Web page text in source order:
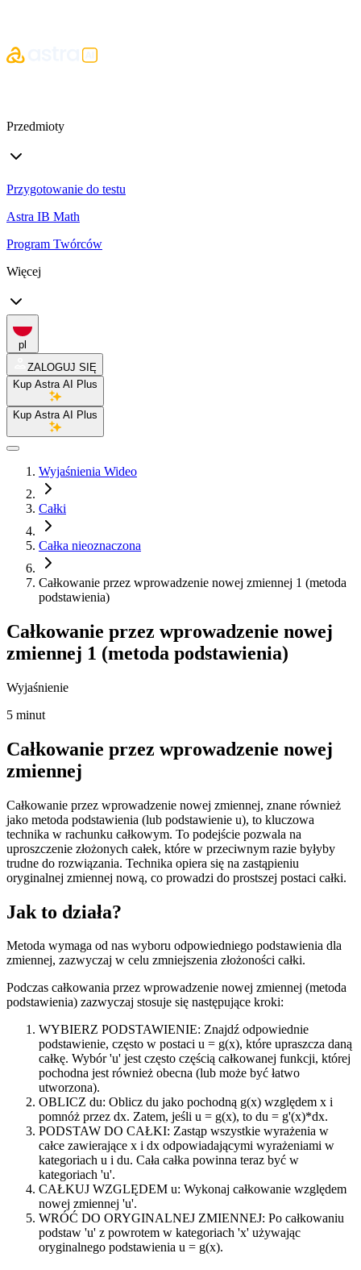
Przedmioty
Przygotowanie do testu
Astra IB Math
Program Twórców
Więcej
pl
ZALOGUJ SIĘ
Kup Astra AI Plus
Kup Astra AI Plus
Wyjaśnienia Wideo
Całki
Całka nieoznaczona
Całkowanie przez wprowadzenie nowej zmiennej 1 (metoda
podstawienia)
Całkowanie przez wprowadzenie nowej
zmiennej 1 (metoda podstawienia)
Wyjaśnienie
5 minut
Całkowanie przez wprowadzenie nowej
zmiennej
Całkowanie przez wprowadzenie nowej zmiennej, znane również
jako metoda podstawienia (lub podstawienie u), to kluczowa
technika w rachunku całkowym. To podejście pozwala na
uproszczenie złożonych całek, które w przeciwnym razie byłyby
trudne do rozwiązania. Technika opiera się na zastąpieniu
oryginalnej zmiennej nową, co prowadzi do prostszej postaci całki.
Jak to działa?
Metoda wymaga od nas wyboru odpowiedniego podstawienia dla
zmiennej, zazwyczaj w celu zmniejszenia złożoności całki.
Podczas całkowania przez wprowadzenie nowej zmiennej (metoda
podstawienia) zazwyczaj stosuje się następujące kroki:
WYBIERZ PODSTAWIENIE: Znajdź odpowiednie
podstawienie, często w postaci u = g(x), które upraszcza daną
całkę. Wybór 'u' jest często częścią całkowanej funkcji, której
pochodna jest również obecna (lub może być łatwo
utworzona).
OBLICZ du: Oblicz du jako pochodną g(x) względem x i
pomnóż przez dx. Zatem, jeśli u = g(x), to du = g'(x)*dx.
PODSTAW DO CAŁKI: Zastąp wszystkie wyrażenia w
całce zawierające x i dx odpowiadającymi wyrażeniami w
kategoriach u i du. Cała całka powinna teraz być w
kategoriach 'u'.
CAŁKUJ WZGLĘDEM u: Wykonaj całkowanie względem
nowej zmiennej 'u'.
WRÓĆ DO ORYGINALNEJ ZMIENNEJ: Po całkowaniu
podstaw 'u' z powrotem w kategoriach 'x' używając
oryginalnego podstawienia u = g(x).